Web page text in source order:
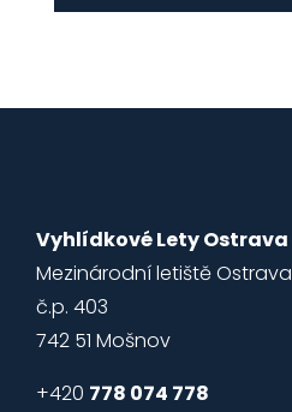
Vyhlídkové Lety Ostrava
Mezinárodní letiště Ostrava
č.p. 403
742 51 Mošnov
+420 778 074 778